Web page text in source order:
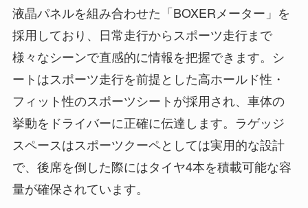
液晶パネルを組み合わせた「BOXERメーター」を
採用しており、日常走行からスポーツ走行まで
様々なシーンで直感的に情報を把握できます。シ
ートはスポーツ走行を前提とした高ホールド性・
フィット性のスポーツシートが採用され、車体の
挙動をドライバーに正確に伝達します。ラゲッジ
スペースはスポーツクーペとしては実用的な設計
で、後席を倒した際にはタイヤ4本を積載可能な容
量が確保されています。